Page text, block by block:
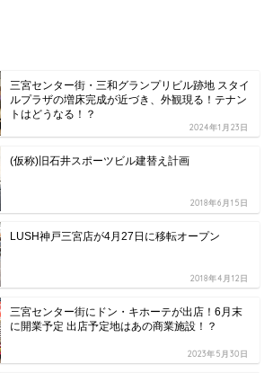
三宮センター街・三和グランプリビル跡地 スタイ
ルプラザの増床完成が近づき、外観現る！テナン
トはどうなる！？
2024年1月23日
(仮称)旧石井スポーツビル建替え計画
2018年6月15日
LUSH神戸三宮店が4月27日に移転オープン
2018年4月12日
三宮センター街にドン・キホーテが出店！6月末
に開業予定 出店予定地はあの商業施設！？
2023年5月30日